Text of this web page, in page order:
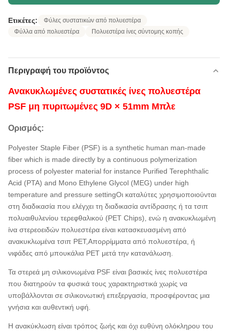
Ετικέτες:
Φύλες συστατικών από πολυεστέρα
Φύλλα από πολυεστέρα
Πολυεστέρα ίνες σύντομης κοπής
Περιγραφή του προϊόντος
Ανακυκλωμένες συστατικές ίνες πολυεστέρα
PSF μη πυριτωμένες 9D × 51mm Μπλε
Ορισμός:
Polyester Staple Fiber (PSF) is a synthetic human man-made
fiber which is made directly by a continuous polymerization
process of polyester material for instance Purified Terephthalic
Acid (PTA) and Mono Ethylene Glycol (MEG) under high
temperature and pressure settingΟι καταλύτες χρησιμοποιούνται
στη διαδικασία που ελέγχει τη διαδικασία αντίδρασης ή τα τσιπ
πολυαιθυλενίου τερεφθαλικού (PET Chips), ενώ η ανακυκλωμένη
ίνα στερεοειδών πολυεστέρα είναι κατασκευασμένη από
ανακυκλωμένα τσιπ PET,Απορρίμματα από πολυεστέρα, ή
νιφάδες από μπουκάλια PET μετά την κατανάλωση.
Τα στερεά μη σιλικονωμένα PSF είναι βασικές ίνες πολυεστέρα
που διατηρούν τα φυσικά τους χαρακτηριστικά χωρίς να
υποβάλλονται σε σιλικονωτική επεξεργασία, προσφέροντας μια
γνήσια και αυθεντική υφή.
Η ανακύκλωση είναι τρόπος ζωής και όχι ευθύνη ολόκληρου του